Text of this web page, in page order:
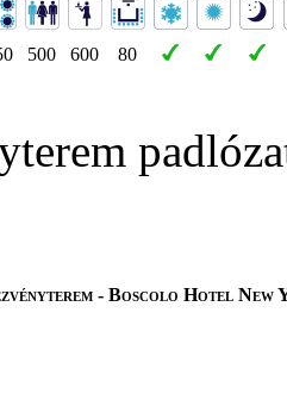
500 600 80
- Boscolo Hotel New